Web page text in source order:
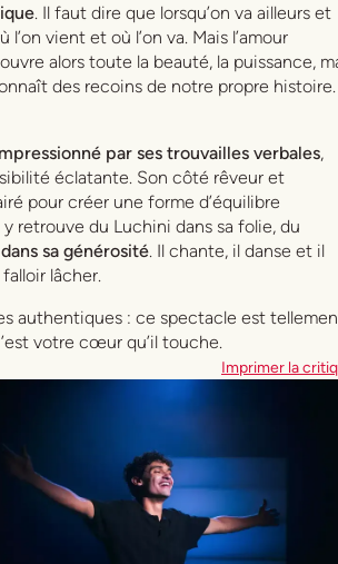
. Il faut dire que lorsqu’on va ailleurs et
vient et où l’on va. Mais l’amour
alors toute la beauté, la puissance,
des recoins de notre propre histoire.
par ses trouvailles verbales,
éclatante. Son côté rêveur et
pour créer une forme d’équilibre
y retrouve du Luchini dans sa folie, du
sa générosité. Il chante, il danse et il
lâcher.
authentiques : ce spectacle est
votre cœur qu’il touche.
Imprimer la